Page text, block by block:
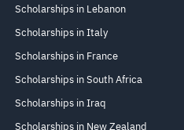
Scholarships in Lebanon
Scholarships in Italy
Scholarships in France
Scholarships in South Africa
Scholarships in Iraq
Scholarships in New Zealand